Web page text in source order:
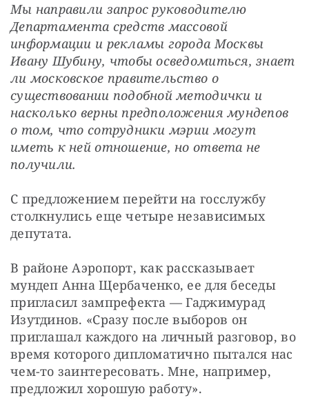
Мы направили запрос руководителю
Департамента средств массовой
информации и рекламы города Москвы
Ивану Шубину, чтобы осведомиться, знает
ли московское правительство о
существовании подобной методички и
насколько верны предположения мундепов
о том, что сотрудники мэрии могут
иметь к ней отношение, но ответа не
получили.
С предложением перейти на госслужбу
столкнулись еще четыре независимых
депутата.
В районе Аэропорт, как рассказывает
мундеп Анна Щербаченко, ее для беседы
пригласил зампрефекта — Гаджимурад
Изутдинов. «Сразу после выборов он
приглашал каждого на личный разговор, во
время которого дипломатично пытался нас
чем-то заинтересовать. Мне, например,
предложил хорошую работу».